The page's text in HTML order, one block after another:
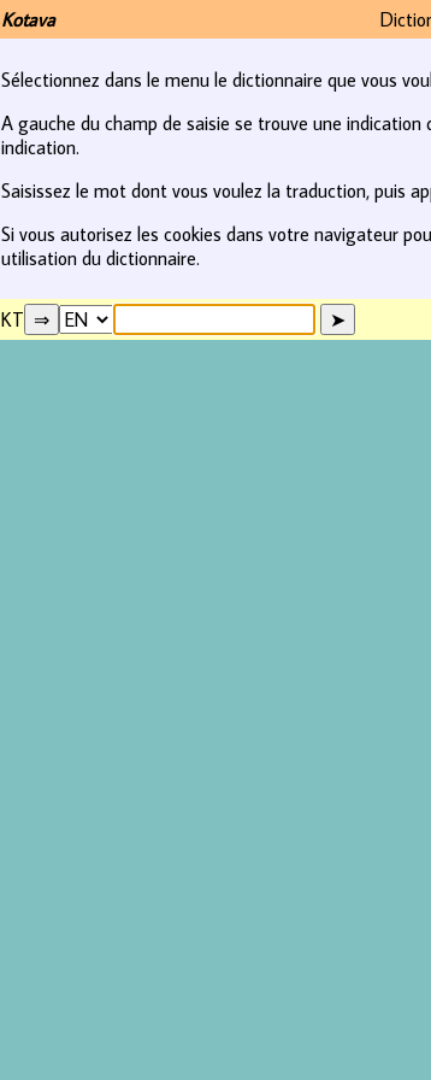
Kotava
Sélectionnez dans le menu le dictionnaire que vous
A gauche du champ de saisie se trouve une
indication.
Saisissez le mot dont vous voulez la traduction, puis
Si vous autorisez les cookies dans votre navigateur
utilisation du dictionnaire.
KT